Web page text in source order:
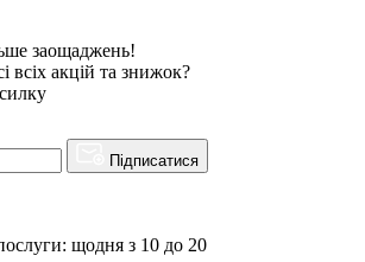
заощаджень!
всіх акцій та знижок?
Підписатися
щодня з 10 до 20